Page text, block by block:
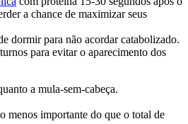
a chance de maximizar seus
dormir para não acordar catabolizado.
para evitar o aparecimento dos
a mula-sem-cabeça.
menos importante do que o total de